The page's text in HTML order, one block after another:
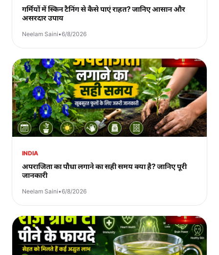
गर्मियों में स्किन टैनिंग से कैसे पाएं राहत? जानिए आसान और
असरदार उपाय
Neelam Saini•6/8/2026
INDIA
अपराजिता का पौधा लगाने का सही समय क्या है? जानिए पूरी
जानकारी
Neelam Saini•6/8/2026